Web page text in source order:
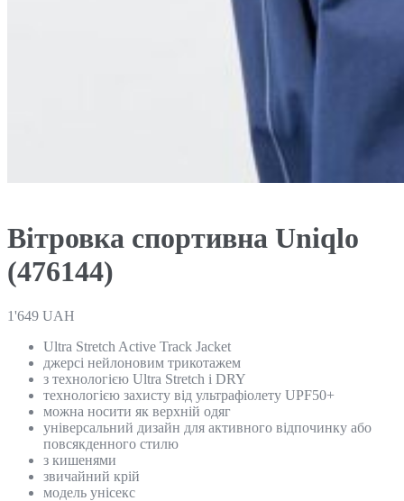
Вітровка спортивна Uniqlo
(476144)
1'649 UAH
Ultra Stretch Active Track Jacket
джерсі нейлоновим трикотажем
з технологією Ultra Stretch і DRY
технологією захисту від ультрафіолету UPF50+
можна носити як верхній одяг
yніверсальний дизайн для активного відпочинку або
повсякденного стилю
з кишенями
звичайний крій
модель унісекс